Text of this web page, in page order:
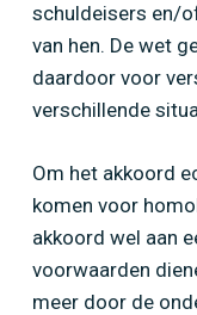
schuldeisers en/
van hen. De wet
daardoor voor
verschillende
Om het akkoord
komen voor
akkoord wel aan
voorwaarden
meer door de